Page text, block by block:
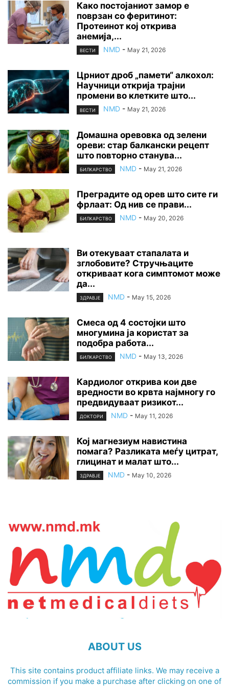
Како постојаниот замор е
поврзан со феритинот:
Протеинот кој открива
анемија,...
ВЕСТИ NMD - May 21, 2026
Црниот дроб „памети“ алкохол:
Научници открија трајни
промени во клетките што...
ВЕСТИ NMD - May 21, 2026
Домашна оревовка од зелени
ореви: стар балкански рецепт
што повторно станува...
БИЛКАРСТВО NMD - May 21, 2026
Преградите од орев што сите ги
фрлаат: Од нив се прави...
БИЛКАРСТВО NMD - May 20, 2026
Ви отекуваат стапалата и
зглобовите? Стручњаците
откриваат кога симптомот може
да...
ЗДРАВЈЕ NMD - May 15, 2026
Смеса од 4 состојки што
многумина ја користат за
подобра работа...
БИЛКАРСТВО NMD - May 13, 2026
Кардиолог открива кои две
вредности во крвта најмногу го
предвидуваат ризикот...
ДОКТОРИ NMD - May 11, 2026
Кој магнезиум навистина
помага? Разликата меѓу цитрат,
глицинат и малат што...
ЗДРАВЈЕ NMD - May 10, 2026
ABOUT US
This site contains product affiliate links. We may receive a
commission if you make a purchase after clicking on one of